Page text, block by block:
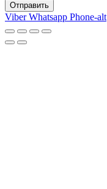
Отправить
Viber Whatsapp Phone-alt